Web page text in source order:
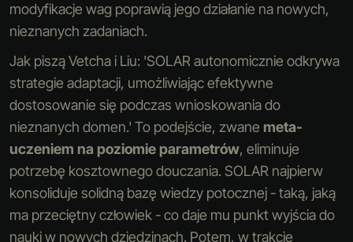
modyfikacje wag poprawią jego działanie na nowych,
nieznanych zadaniach.
Jak piszą Vetcha i Liu: 'SOLAR autonomicznie odkrywa
strategie adaptacji, umożliwiając efektywne
dostosowanie się podczas wnioskowania do
nieznanych domen.' To podejście, zwane meta-
uczeniem na poziomie parametrów, eliminuje
potrzebę kosztownego douczania. SOLAR najpierw
konsoliduje solidną bazę wiedzy potocznej - taką, jaką
ma przeciętny człowiek - co daje mu punkt wyjścia do
nauki w nowych dziedzinach. Potem, w trakcie